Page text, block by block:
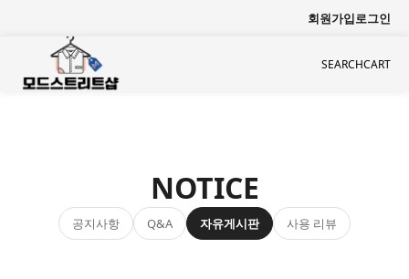
회원가입로그인
SEARCHCART
NOTICE
공지사항 Q&A 자유게시판 사용 리뷰